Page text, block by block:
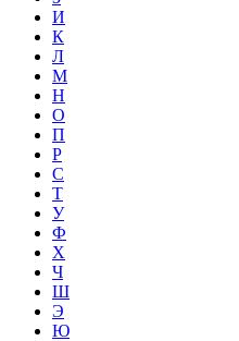
И
К
Л
М
Н
О
П
Р
С
Т
У
Ф
Х
Ч
Ш
Э
Ю